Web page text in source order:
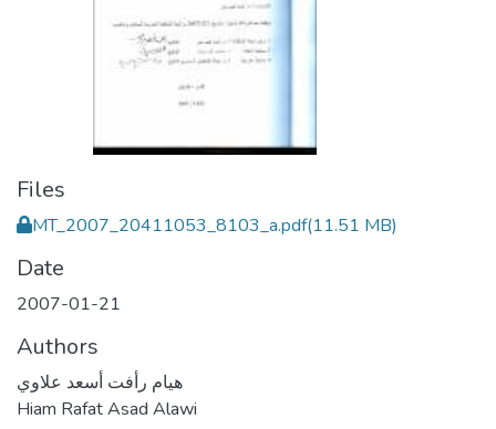
Files
MT_2007_20411053_8103_a.pdf(11.51 MB)
Date
2007-01-21
Authors
هيام رأفت أسعد علاوي
Hiam Rafat Asad Alawi